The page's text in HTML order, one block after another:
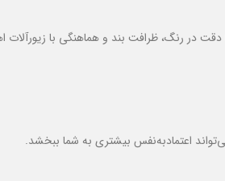
در رنگ، ظرافت بند و هماهنگی با زیورآلات
اعتمادبه‌نفس بیشتری به شما ببخشد.